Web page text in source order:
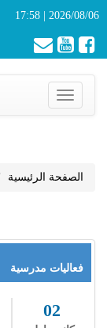
2026/08/06 | 17:58
Toggle
navigation
الصفحة الرئيسية
فعاليات مدرسية
02